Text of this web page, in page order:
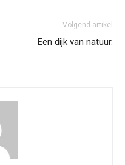
Volgend artikel
Een dijk van natuur.